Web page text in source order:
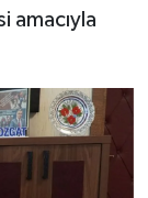
amacıyla